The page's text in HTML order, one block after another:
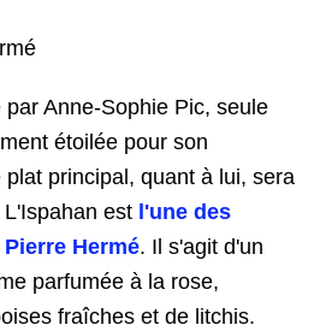
Anne-Sophie Pic, seule
étoilée pour son
principal, quant à lui, sera
est l'une des
Hermé. Il s'agit d'un
parfumée à la rose,
fraîches et de litchis.